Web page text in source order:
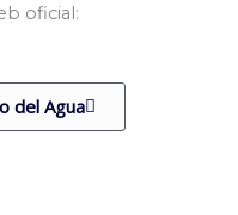
oficial:
del Agua